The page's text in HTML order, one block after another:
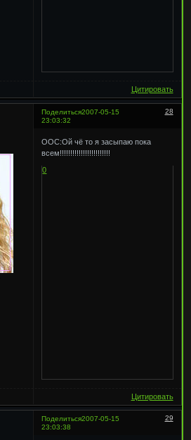
Цитировать
Поделиться 28
2007-05-15
23:03:32
ООС:Ой чё то я засыпаю пока
всем!!!!!!!!!!!!!!!!!!!!!!!!
0
Цитировать
Поделиться 29
2007-05-15
23:03:38